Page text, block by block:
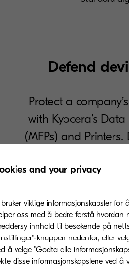
Defend
Protect a
with Kyocera’s
(MFPs) and
modes available without the
and your privacy
viktige informasjonskapsler for
oss med å bedre forstå hvordan
innhold til besøkende på
knappen nedenfor, eller
å velge "Godta alle
disse informasjonskapslene ved